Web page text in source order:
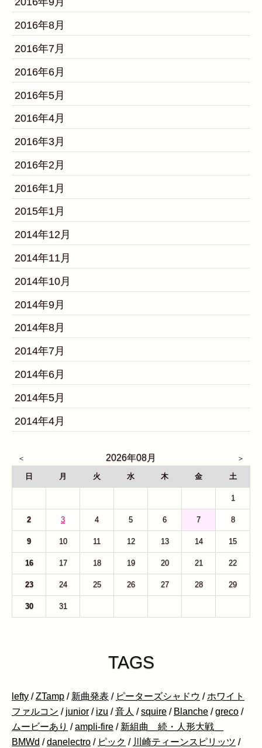
2016年8月
2016年7月
2016年6月
2016年5月
2016年4月
2016年3月
2016年2月
2016年1月
2015年1月
2014年12月
2014年11月
2014年10月
2014年9月
2014年8月
2014年7月
2014年6月
2014年5月
2014年4月
2026年08月
日 月 火 水 木 金 土
1
2 3 4 5 6 7 8
9 10 11 12 13 14 15
16 17 18 19 20 21 22
23 24 25 26 27 28 29
30 31
TAGS
lefty /ZTamp / 新曲発表 / ピーターズシャドウ / ホワイト
ファルコン / junior / izu /音人 /squire / Blanche /greco /
ムービーあり /ampli-fire / 新組曲 続・人形大戦
BMWd /danelectro / ピック / 川崎ティーンスピリッツ /